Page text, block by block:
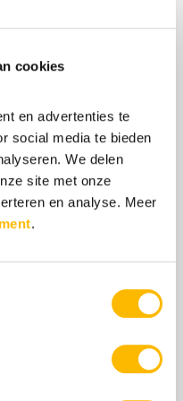
cookies
en advertenties te
social media te bieden
We delen
site met onze
en analyse. Meer
.
etc.) en het
jij vaak
artikelen:
ik